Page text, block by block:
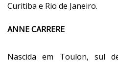
Curitiba e Rio de Janeiro.
ANNE CARRERE
Nascida em Toulon, sul